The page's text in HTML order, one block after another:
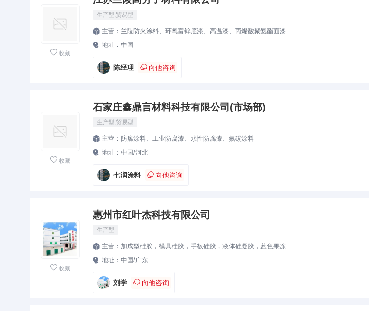
 收藏
生产型,贸易型
 主营： 兰陵防火涂料、环氧富锌底漆、高温漆、丙烯酸聚氨酯面漆、氟碳漆、醇酸调和漆
 地址： 中国
陈经理  向他咨询
 收藏
石家庄鑫鼎言材料科技有限公司(市场部)
生产型,贸易型
 主营： 防腐涂料、工业防腐漆、水性防腐漆、氟碳涂料
 地址： 中国/河北
七润涂料  向他咨询
 收藏
惠州市红叶杰科技有限公司
生产型
 主营： 加成型硅胶，模具硅胶，手板硅胶，液体硅凝胶，蓝色果冻胶，电子灌封胶
 地址： 中国/广东
刘学  向他咨询